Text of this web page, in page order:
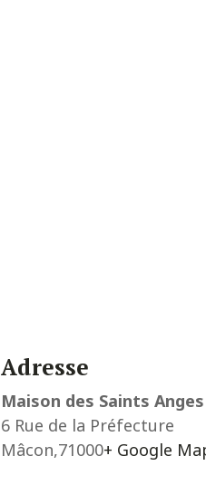
Adresse
Maison des Saints Anges
6 Rue de la Préfecture
Mâcon,71000+ Google